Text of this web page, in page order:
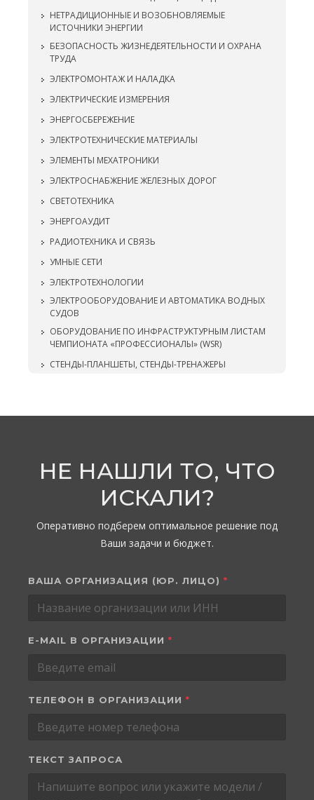
НЕТРАДИЦИОННЫЕ И ВОЗОБНОВЛЯЕМЫЕ
ИСТОЧНИКИ ЭНЕРГИИ
БЕЗОПАСНОСТЬ ЖИЗНЕДЕЯТЕЛЬНОСТИ И ОХРАНА
ТРУДА
ЭЛЕКТРОМОНТАЖ И НАЛАДКА
ЭЛЕКТРИЧЕСКИЕ ИЗМЕРЕНИЯ
ЭНЕРГОСБЕРЕЖЕНИЕ
ЭЛЕКТРОТЕХНИЧЕСКИЕ МАТЕРИАЛЫ
ЭЛЕМЕНТЫ МЕХАТРОНИКИ
ЭЛЕКТРОСНАБЖЕНИЕ ЖЕЛЕЗНЫХ ДОРОГ
СВЕТОТЕХНИКА
ЭНЕРГОАУДИТ
РАДИОТЕХНИКА И СВЯЗЬ
УМНЫЕ СЕТИ
ЭЛЕКТРОТЕХНОЛОГИИ
ЭЛЕКТРООБОРУДОВАНИЕ И АВТОМАТИКА ВОДНЫХ
СУДОВ
ОБОРУДОВАНИЕ ПО ИНФРАСТРУКТУРНЫМ ЛИСТАМ
ЧЕМПИОНАТА «ПРОФЕССИОНАЛЫ» (WSR)
СТЕНДЫ-ПЛАНШЕТЫ, СТЕНДЫ-ТРЕНАЖЕРЫ
НЕ НАШЛИ ТО, ЧТО
ИСКАЛИ?
Оперативно подберем оптимальное решение под
Ваши задачи и бюджет.
ВАША ОРГАНИЗАЦИЯ (ЮР. ЛИЦО) *
E-MAIL В ОРГАНИЗАЦИИ *
ТЕЛЕФОН В ОРГАНИЗАЦИИ *
ТЕКСТ ЗАПРОСА